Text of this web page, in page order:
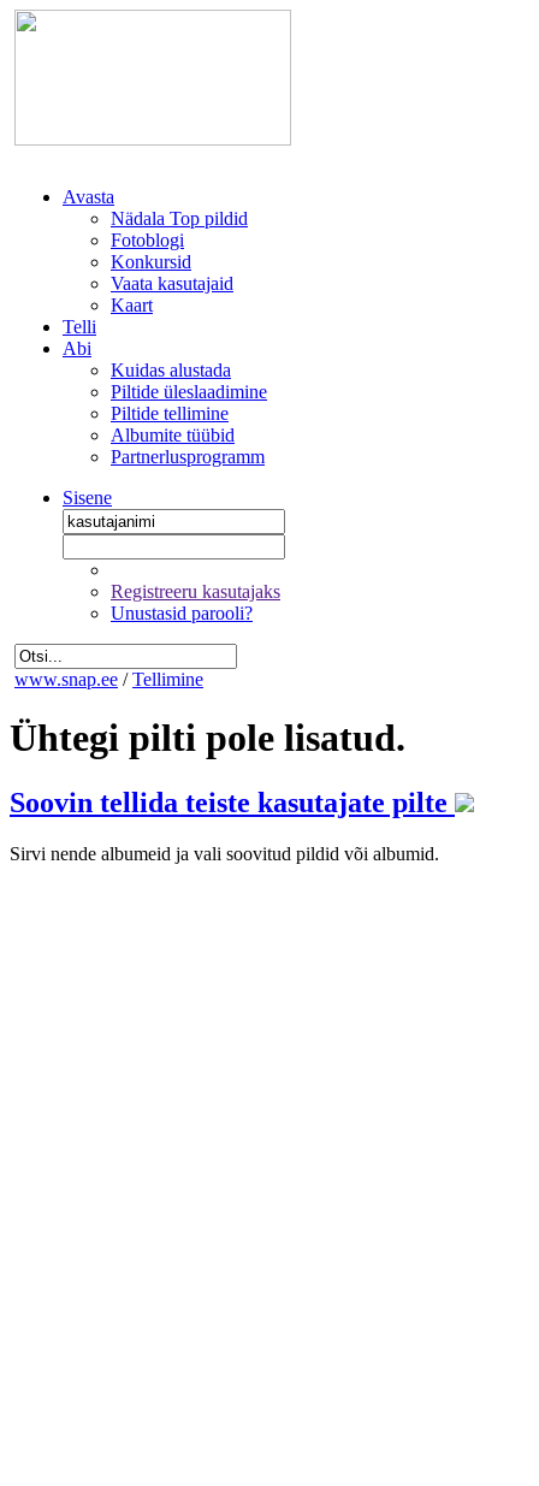
Avasta
Nädala Top pildid
Fotoblogi
Konkursid
Vaata kasutajaid
Kaart
Telli
Abi
Kuidas alustada
Piltide üleslaadimine
Piltide tellimine
Albumite tüübid
Partnerlusprogramm
Sisene
Registreeru kasutajaks
Unustasid parooli?
www.snap.ee / Tellimine
Ühtegi pilti pole lisatud.
Soovin tellida teiste kasutajate pilte
Sirvi nende albumeid ja vali soovitud pildid või albumid.